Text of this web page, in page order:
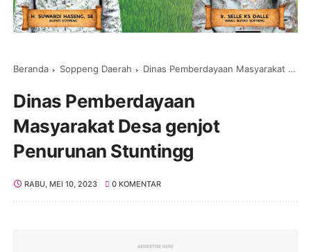
Beranda Soppeng Daerah Dinas Pemberdayaan Masyarakat Desa genjot Penurunan Stuntingg
Dinas Pemberdayaan
Masyarakat Desa genjot
Penurunan Stuntingg
RABU, MEI 10, 2023 0 KOMENTAR